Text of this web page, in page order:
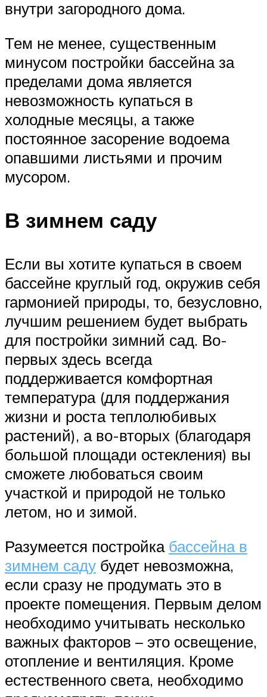
внутри загородного дома.
Тем не менее, существенным
минусом постройки бассейна за
пределами дома является
невозможность купаться в
холодные месяцы, а также
постоянное засорение водоема
опавшими листьями и прочим
мусором.
В зимнем саду
Если вы хотите купаться в своем
бассейне круглый год, окружив себя
гармонией природы, то, безусловно,
лучшим решением будет выбрать
для постройки зимний сад. Во-
первых здесь всегда
поддерживается комфортная
температура (для поддержания
жизни и роста теплолюбивых
растений), а во-вторых (благодаря
большой площади остекления) вы
сможете любоваться своим
участкой и природой не только
летом, но и зимой.
Разумеется постройка бассейна в
зимнем саду будет невозможна,
если сразу не продумать это в
проекте помещения. Первым делом
необходимо учитывать несколько
важных факторов – это освещение,
отопление и вентиляция. Кроме
естественного света, необходимо